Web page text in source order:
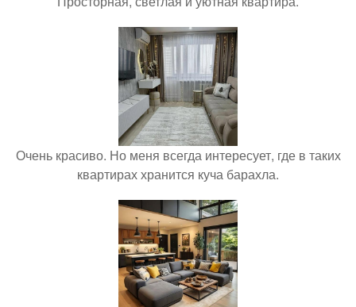
Очень красиво. Но меня всегда интересует, где в таких
квартирах хранится куча барахла.